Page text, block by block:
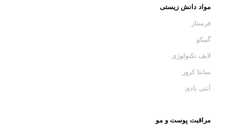
مواد دانش زیستی
فرمنتاز
گیبکو
لایف تکنولوژی
سانتا کروز
آنتی بادی
مراقبت پوست و مو